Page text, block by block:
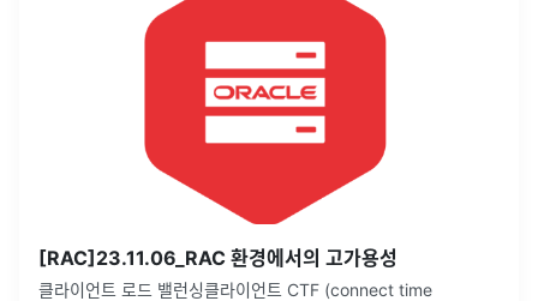
[RAC]23.11.06_RAC 환경에서의 고가용성
클라이언트 로드 밸런싱클라이언트 CTF (connect time